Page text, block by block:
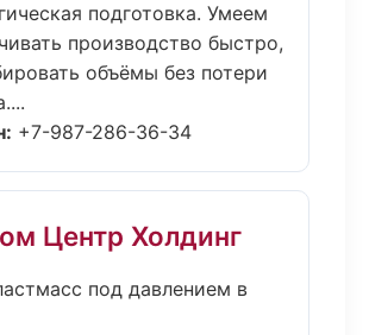
подготовка. Умеем
производство быстро,
объёмы без потери
+7-987-286-36-34
Центр Холдинг
под давлением в